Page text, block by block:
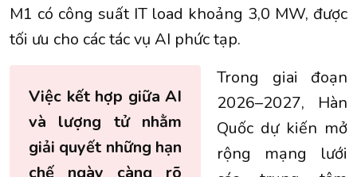
M1 có công suất IT load khoảng 3,0 MW, được
tối ưu cho các tác vụ AI phức tạp.
Việc kết hợp giữa AI
và lượng tử nhằm
giải quyết những hạn
chế ngày càng rõ
Trong giai đoạn
2026–2027, Hàn
Quốc dự kiến mở
rộng mạng lưới